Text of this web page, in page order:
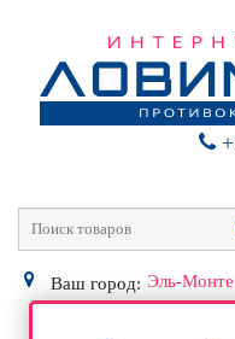
Ваш город: Эль-Монте